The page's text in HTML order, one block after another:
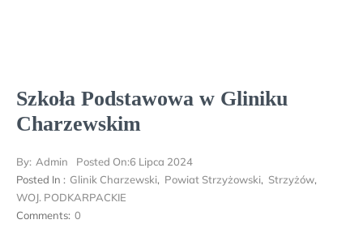
Szkoła Podstawowa w Gliniku
Charzewskim
By: Admin Posted On:6 Lipca 2024
Posted In : Glinik Charzewski, Powiat Strzyżowski, Strzyżów,
WOJ. PODKARPACKIE
Comments: 0